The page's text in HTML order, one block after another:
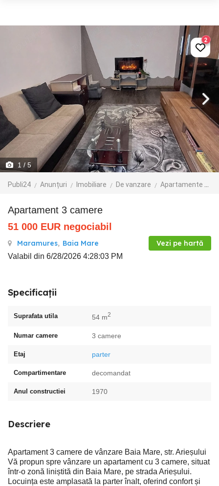
1 / 5
Publi24 Anunțuri Imobiliare De vanzare Apartamente de vanzare
2
Apartament 3 camere
51 000 EUR negociabil
Maramures, Baia Mare Vezi pe hartă
Valabil din 6/28/2026 4:28:03 PM
Specificații
Suprafata utila 54 m2
Numar camere 3 camere
Etaj parter
Compartimentare decomandat
Anul constructiei 1970
Descriere
Apartament 3 camere de vânzare Baia Mare, str. Arieșului
Vă propun spre vânzare un apartament cu 3 camere, situat
într-o zonă liniștită din Baia Mare, pe strada Arieșului.
Locuința este amplasată la parter înalt, oferind confort și